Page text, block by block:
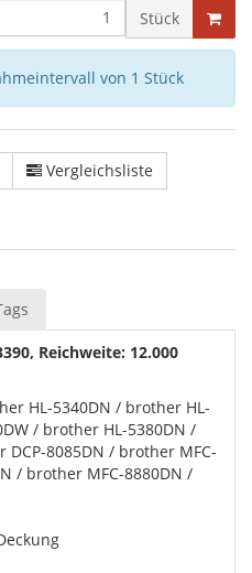
Stück
von 1 Stück
Vergleichsliste
Reichweite: 12.000
HL-5340DN / brother HL-
/ brother HL-5380DN /
8085DN / brother MFC-
/ brother MFC-8880DN /